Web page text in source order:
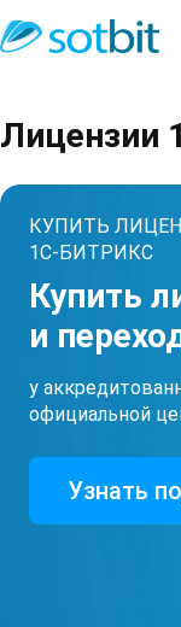
Лицензии
КУПИТЬ
1С-БИТРИКС
Купить
и
у
официальной
Узнать